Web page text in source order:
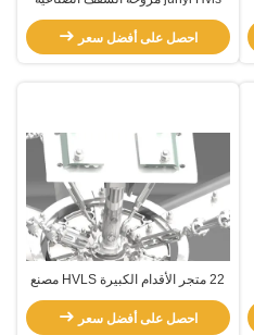
تبريد التهوية مروحة العادم مع محرك
Pmsm
احصل على أفضل سعر
22 متجر الأقدام الكبيرة HVLS مصنع
مروحة السقف للمساحات الكبيرة
احصل على أفضل سعر